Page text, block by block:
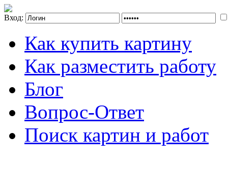
Вход:
Как купить картину
Как разместить работу
Блог
Вопрос-Ответ
Поиск картин и работ